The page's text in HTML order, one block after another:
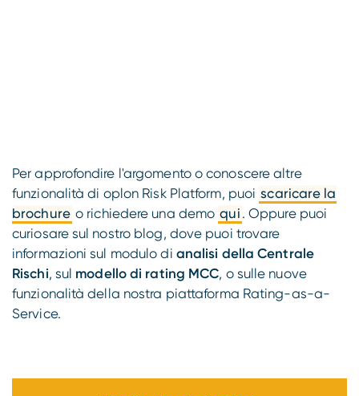
Per approfondire l'argomento o conoscere altre
funzionalità di oplon Risk Platform, puoi scaricare la
brochure o richiedere una demo qui . Oppure puoi
curiosare sul nostro blog, dove puoi trovare
informazioni sul modulo di analisi della Centrale
Rischi, sul modello di rating MCC, o sulle nuove
funzionalità della nostra piattaforma Rating-as-a-
Service.